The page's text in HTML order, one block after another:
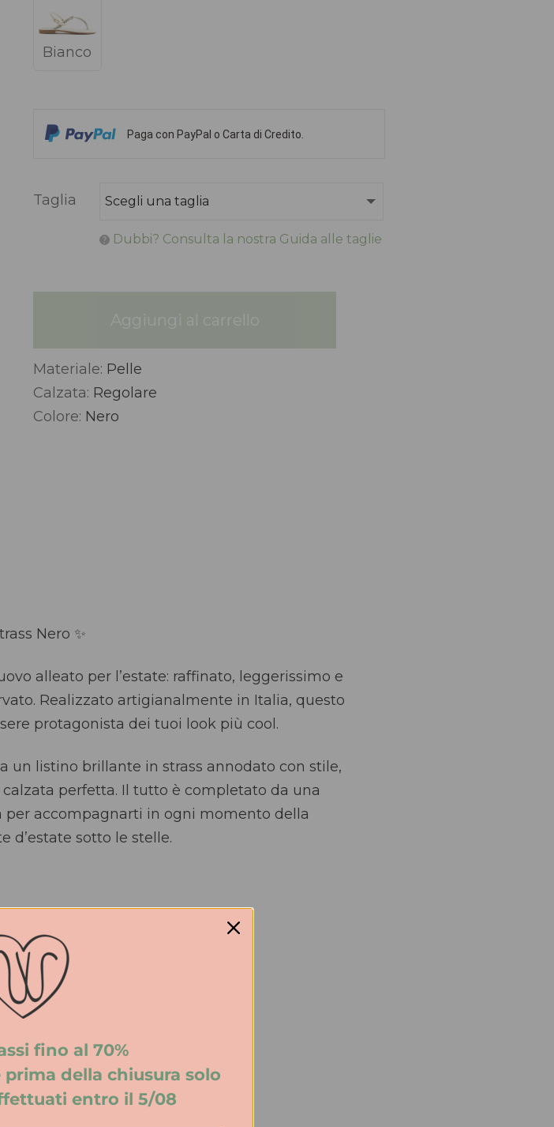
Bianco
Paga con PayPal o Carta di Credito.
Taglia
Dubbi? Consulta la nostra Guida alle taglie
Aggiungi al carrello
Alternative:
Materiale: Pelle
Calzata: Regolare
Colore: Nero
Nero ✨
alleato per l’estate: raffinato, leggerissimo e
Realizzato artigianalmente in Italia, questo
protagonista dei tuoi look più cool.
un listino brillante in strass annodato con stile,
perfetta. Il tutto è completato da una
accompagnarti in ogni momento della
d’estate sotto le stelle.
rilassata da vacanza
fino al 70%
della chiusura solo
entro il 5/08